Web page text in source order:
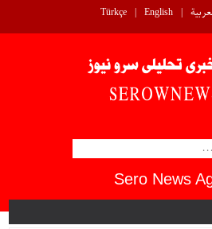
English
Türkçe
Sero News